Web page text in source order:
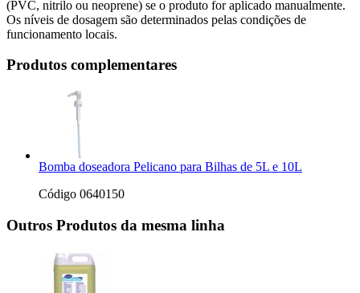
(PVC, nitrilo ou neoprene) se o produto for aplicado manualmente.
Os níveis de dosagem são determinados pelas condições de
funcionamento locais.
Produtos complementares
Bomba doseadora Pelicano para Bilhas de 5L e 10L
Código 0640150
Outros Produtos da mesma linha